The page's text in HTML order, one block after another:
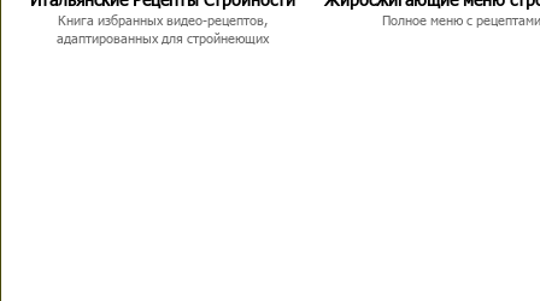
Книга избранных видео-рецептов,
адаптированных для стройнеющих
Полное меню с рецептами